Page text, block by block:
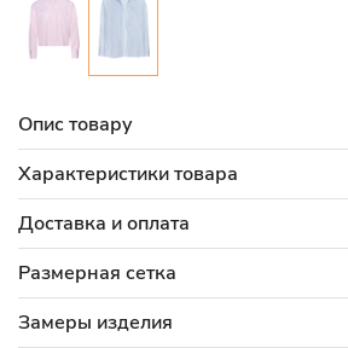
Опис товару
Характеристики товара
Доставка и оплата
Размерная сетка
Замеры изделия